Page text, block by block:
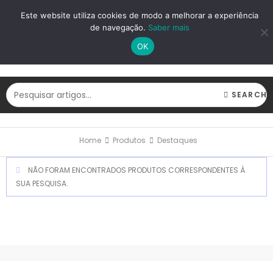
LOGIN REGISTAR
SEARCH
Home Produtos Destaques
NÃO FORAM ENCONTRADOS PRODUTOS CORRESPONDENTES À
SUA PESQUISA.
Este website utiliza cookies de modo a melhorar a experiência
de navegação. Saber mais
OK